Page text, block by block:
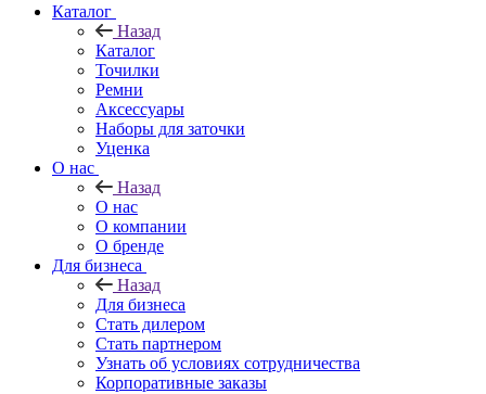
Каталог
Назад
Каталог
Точилки
Ремни
Аксессуары
Наборы для заточки
Уценка
О нас
Назад
О нас
О компании
О бренде
Для бизнеса
Назад
Для бизнеса
Стать дилером
Стать партнером
Узнать об условиях сотрудничества
Корпоративные заказы